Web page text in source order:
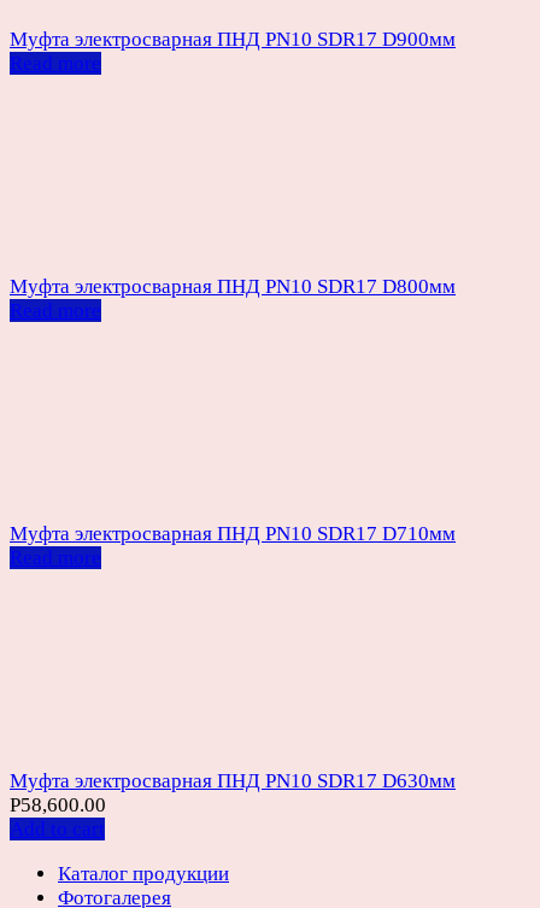
Муфта электросварная ПНД PN10 SDR17 D900мм
Read more
Муфта электросварная ПНД PN10 SDR17 D800мм
Read more
Муфта электросварная ПНД PN10 SDR17 D710мм
Read more
Муфта электросварная ПНД PN10 SDR17 D630мм
Р58,600.00
Add to cart
Каталог продукции
Фотогалерея